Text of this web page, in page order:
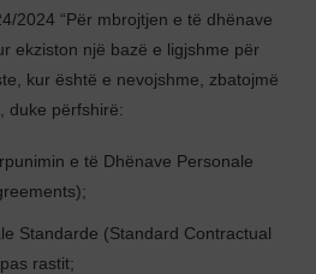
2024 “Për mbrojtjen e të dhënave
ekziston një bazë e ligjshme për
kur është e nevojshme, zbatojmë
duke përfshirë:
e të Dhënave Personale
Standarde (Standard Contractual
rastit;